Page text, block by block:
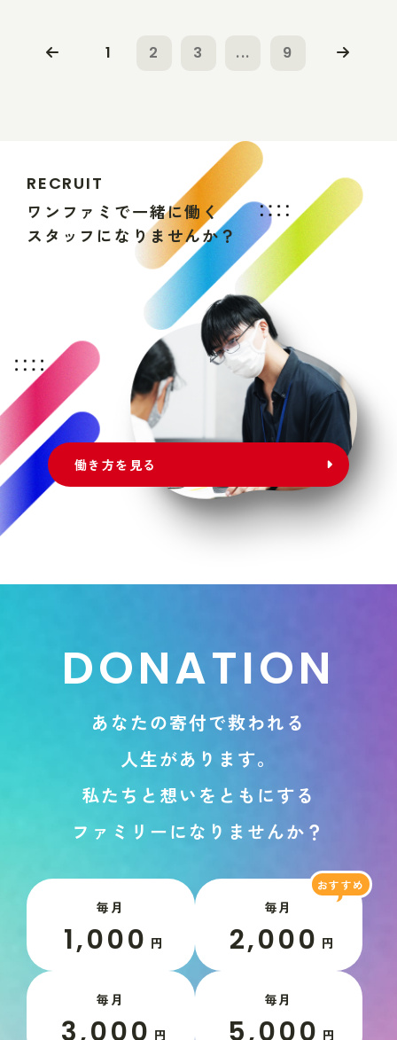
1 2 3 ... 9
RECRUIT
ワ ン フ ァ ミ で一緒に働 く
ス タ ッ フ にな りま せんか？
働き方を見る
DONATION
あ な たの寄付で救われ る
人生があ り ま す。
私た ち と 想い を と も にする
フ ァ ミ リ ーに な り ま せんか ？
毎月
1,000 円
毎月
2,000 円
毎月
3,000 円
毎月
5,000 円